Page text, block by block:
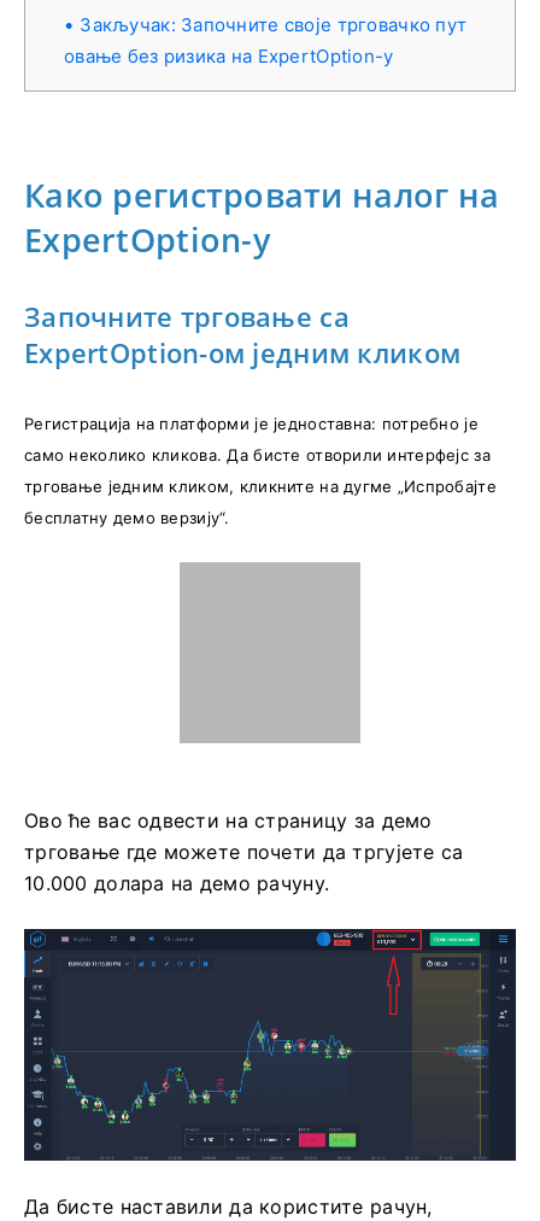
Закључак: Започните своје трговачко пут
овање без ризика на ExpertOption-у
Како регистровати налог на
ExpertOption-у
Започните трговање са
ExpertOption-ом једним кликом
Регистрација на платформи је једноставна: потребно је
само неколико кликова. Да бисте отворили интерфејс за
трговање једним кликом, кликните на дугме „Испробајте
бесплатну демо верзију“.
Ово ће вас одвести на страницу за демо
трговање где можете почети да тргујете са
10.000 долара на демо рачуну.
Да бисте наставили да користите рачун,